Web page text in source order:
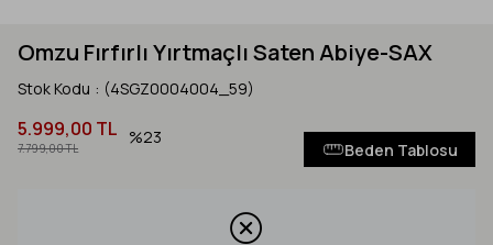
Omzu Fırfırlı Yırtmaçlı Saten Abiye-SAX
Stok Kodu (4SGZ0004004_59)
7.799,00 TL
5.999,00 TL 23
Beden Tablosu